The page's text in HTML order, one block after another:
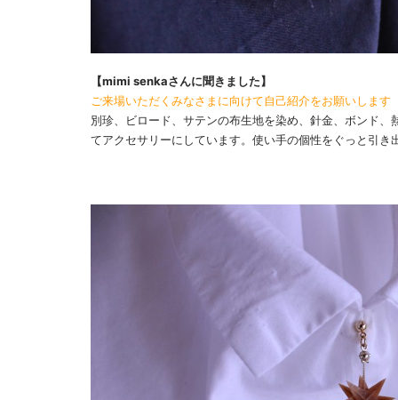
【mimi senkaさんに聞きました】
ご来場いただくみなさまに向けて自己紹介をお願いします
別珍、ビロード、サテンの布生地を染め、針金、ボンド
てアクセサリーにしています。使い手の個性をぐっと引